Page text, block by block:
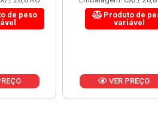
de peso
Produto de
variável
VER PREÇO